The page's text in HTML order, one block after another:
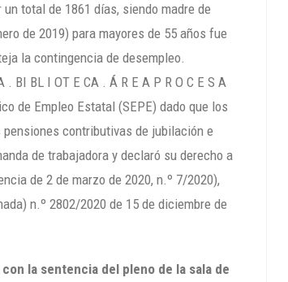
total de 1861 días, siendo madre de
de 2019) para mayores de 55 años fue
la contingencia de desempleo.
. BI BL I OT E CA . Á R E A P R O C E S A
de Empleo Estatal (SEPE) dado que los
contributivas de jubilación e
de trabajadora y declaró su derecho a
de 2 de marzo de 2020, n.º 7/2020),
n.º 2802/2020 de 15 de diciembre de
la sentencia del pleno de la sala de